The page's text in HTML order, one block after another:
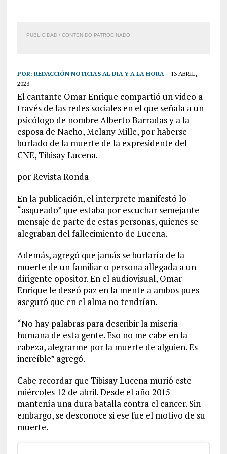
PUBLICIDAD / CONTENIDO PATROCINADO
POR: REDACCIÓN NOTICIAS AL DIA Y A LA HORA
13 ABRIL,
2023
El cantante Omar Enrique compartió un video a
través de las redes sociales en el que señala a un
psicólogo de nombre Alberto Barradas y a la
esposa de Nacho, Melany Mille, por haberse
burlado de la muerte de la expresidente del
CNE, Tibisay Lucena.
por Revista Ronda
En la publicación, el interprete manifestó lo
“asqueado” que estaba por escuchar semejante
mensaje de parte de estas personas, quienes se
alegraban del fallecimiento de Lucena.
Además, agregó que jamás se burlaría de la
muerte de un familiar o persona allegada a un
dirigente opositor. En el audiovisual, Omar
Enrique le deseó paz en la mente a ambos pues
aseguró que en el alma no tendrían.
“No hay palabras para describir la miseria
humana de esta gente. Eso no me cabe en la
cabeza, alegrarme por la muerte de alguien. Es
increíble” agregó.
Cabe recordar que Tibisay Lucena murió este
miércoles 12 de abril. Desde el año 2015
mantenía una dura batalla contra el cancer. Sin
embargo, se desconoce si ese fue el motivo de su
muerte.